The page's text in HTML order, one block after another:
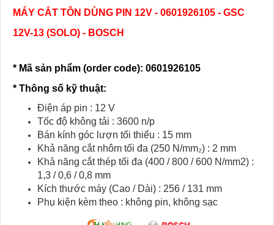
MÁY CẮT TÔN DÙNG PIN 12V - 0601926105 - GSC
12V-13 (SOLO) - BOSCH
* Mã sản phẩm (order code): 0601926105
* Thông số kỹ thuật:
Điện áp pin : 12 V
Tốc độ không tải : 3600 n/p
Bán kính góc lượn tối thiểu : 15 mm
Khả năng cắt nhôm tối đa (250 N/mm₂) : 2 mm
Khả năng cắt thép tối đa (400 / 800 / 600 N/mm2) :
1,3 / 0,6 / 0,8 mm
Kích thước máy (Cao / Dài) : 256 / 131 mm
Phụ kiện kèm theo : không pin, không sạc